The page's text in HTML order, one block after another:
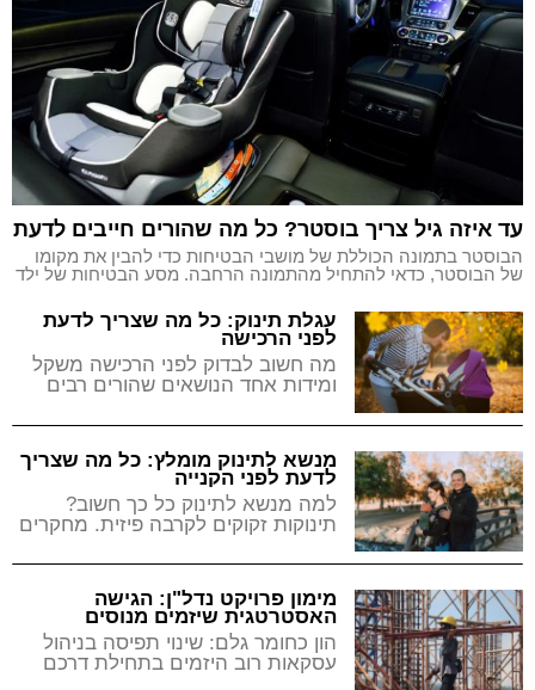
עד איזה גיל צריך בוסטר? כל מה שהורים חייבים לדעת
הבוסטר בתמונה הכוללת של מושבי הבטיחות כדי להבין את מקומו
של הבוסטר, כדאי להתחיל מהתמונה הרחבה. מסע הבטיחות של ילד
עגלת תינוק: כל מה שצריך לדעת
לפני הרכישה
מה חשוב לבדוק לפני הרכישה משקל
ומידות אחד הנושאים שהורים רבים
העגלה. עגלה כבדה מדי
מנשא לתינוק מומלץ: כל מה שצריך
לדעת לפני הקנייה
למה מנשא לתינוק כל כך חשוב?
תינוקות זקוקים לקרבה פיזית. מחקרים
מצביעים על כך שמגע רציף עם
מימון פרויקט נדל"ן: הגישה
האסטרטגית שיזמים מנוסים
מאמצים
הון כחומר גלם: שינוי תפיסה בניהול
עסקאות רוב היזמים בתחילת דרכם